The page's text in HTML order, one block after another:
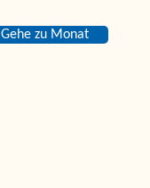
Gehe zu Monat